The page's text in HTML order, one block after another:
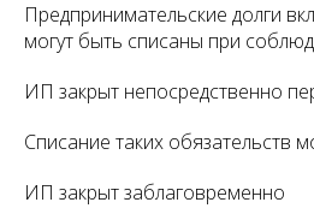
Предпринимательские долги
могут быть списаны при
ИП закрыт непосредственно
Списание таких обязательств
ИП закрыт заблаговременно